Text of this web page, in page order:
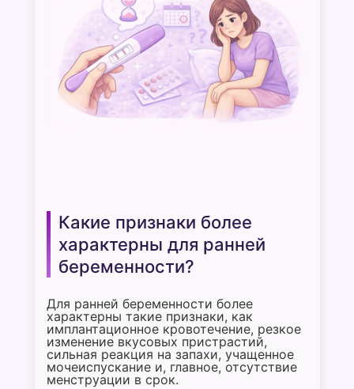
Какие признаки более
характерны для ранней
беременности?
Для ранней беременности более
характерны такие признаки, как
имплантационное кровотечение, резкое
изменение вкусовых пристрастий,
сильная реакция на запахи, учащенное
мочеиспускание и, главное, отсутствие
менструации в срок.